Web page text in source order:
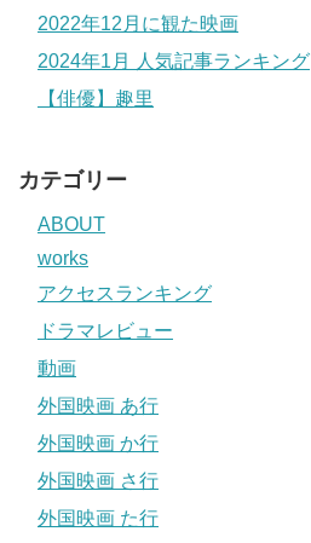
2022年12月に観た映画
2024年1月 人気記事ランキング
【俳優】趣里
カテゴリー
ABOUT
works
アクセスランキング
ドラマレビュー
動画
外国映画 あ行
外国映画 か行
外国映画 さ行
外国映画 た行